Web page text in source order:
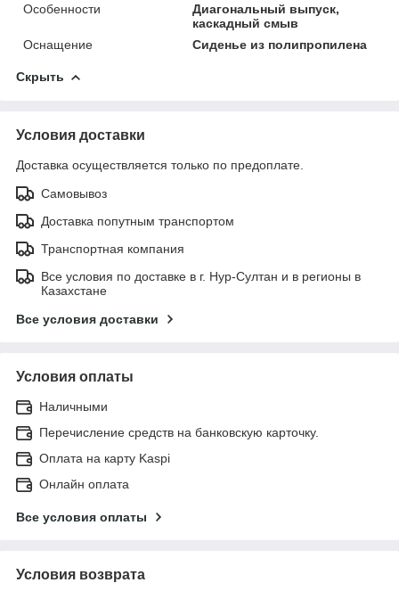
Особенности
Диагональный выпуск,
каскадный смыв
Оснащение
Сиденье из полипропилена
Скрыть
Условия доставки
Доставка осуществляется только по предоплате.
Самовывоз
Доставка попутным транспортом
Транспортная компания
Все условия по доставке в г. Нур-Султан и в регионы в
Казахстане
Все условия доставки
Условия оплаты
Наличными
Перечисление средств на банковскую карточку.
Оплата на карту Kaspi
Онлайн оплата
Все условия оплаты
Условия возврата